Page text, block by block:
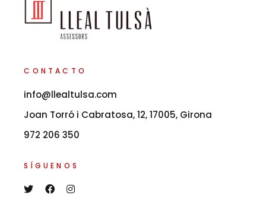
CONTACTO
info@llealtulsa.com
Joan Torró i Cabratosa, 12, 17005, Girona
972 206 350
SÍGUENOS